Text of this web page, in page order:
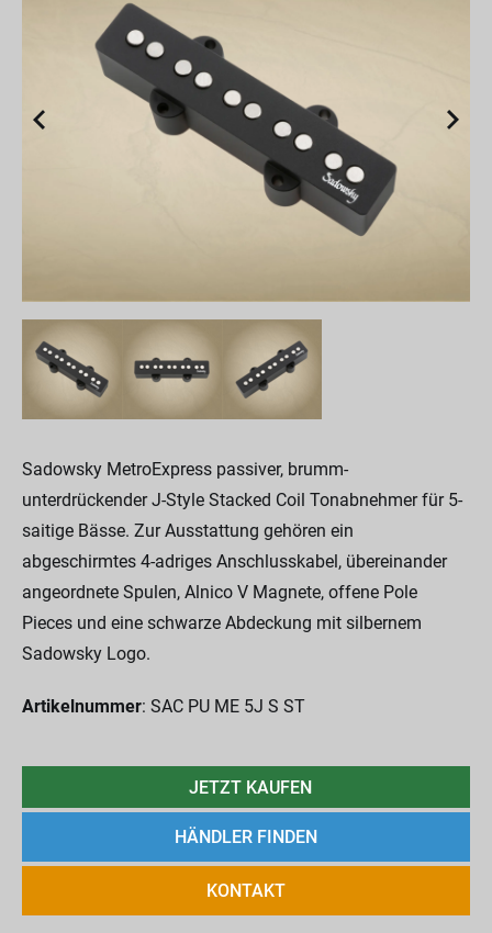
Sadowsky MetroExpress passiver, brumm-
unterdrückender J-Style Stacked Coil Tonabnehmer für 5-
saitige Bässe. Zur Ausstattung gehören ein
abgeschirmtes 4-adriges Anschlusskabel, übereinander
angeordnete Spulen, Alnico V Magnete, offene Pole
Pieces und eine schwarze Abdeckung mit silbernem
Sadowsky Logo.
Artikelnummer: SAC PU ME 5J S ST
JETZT KAUFEN
HÄNDLER FINDEN
KONTAKT